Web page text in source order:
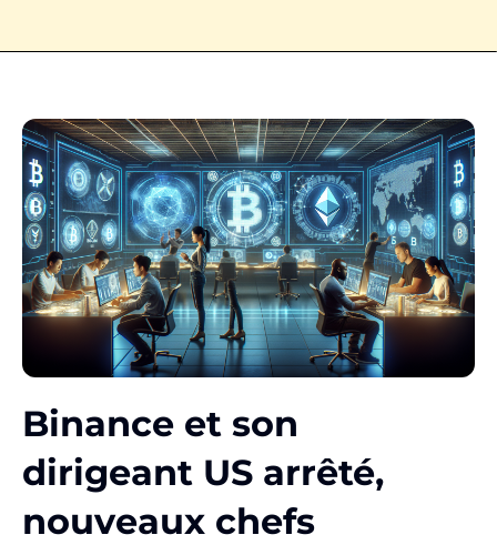
Binance et son
dirigeant US arrêté,
nouveaux chefs